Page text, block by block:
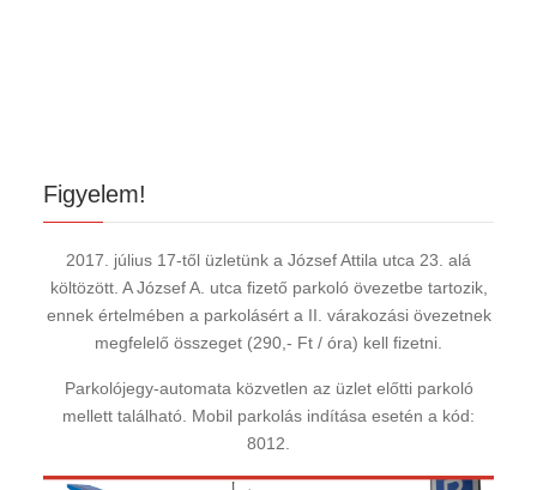
Figyelem!
2017. július 17-től üzletünk a József Attila utca 23. alá
költözött. A József A. utca fizető parkoló övezetbe tartozik,
ennek értelmében a parkolásért a II. várakozási övezetnek
megfelelő összeget (290,- Ft / óra) kell fizetni.
Parkolójegy-automata közvetlen az üzlet előtti parkoló
mellett található. Mobil parkolás indítása esetén a kód:
8012.